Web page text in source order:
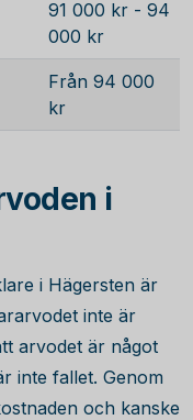
91 000 kr - 94
000 kr
Från 94 000
kr
i
i Hägersten är
inte är
arvodet är något
inte fallet. Genom
och kanske